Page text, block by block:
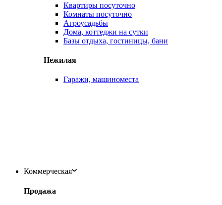
Квартиры посуточно
Комнаты посуточно
Агроусадьбы
Дома, коттеджи на сутки
Базы отдыха, гостиницы, бани
Нежилая
Гаражи, машиноместа
Коммерческая
Продажа